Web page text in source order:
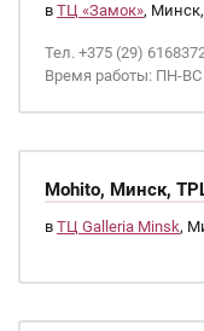
в ТЦ «Замок»,
Тел. +375 (29)
Время работы: ПН-ВС
Mohito, Минск,
в ТЦ Galleria Minsk,